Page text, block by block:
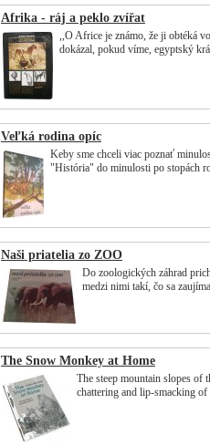
Afrika - ráj a peklo zvířat
,,O Africe je známo, že ji obtéká
dokázal, pokud víme, egyptský
Veľká rodina opíc
Keby sme chceli viac poznať
"História" do minulosti po stopách
Naši priatelia zo ZOO
Do zoologických záhrad
medzi nimi takí, čo sa
The Snow Monkey at Home
The steep mountain slopes of
chattering and lip-smacking